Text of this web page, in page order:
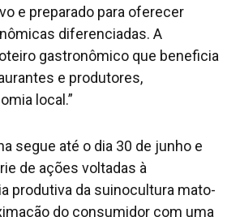
e preparado para oferecer
diferenciadas. A
gastronômico que beneficia
e produtores,
local.”
segue até o dia 30 de junho e
de ações voltadas à
produtiva da suinocultura mato-
do consumidor com uma